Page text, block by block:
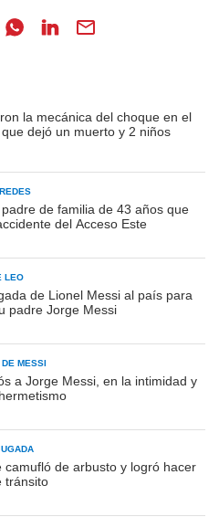
la mecánica del choque en el
dejó un muerto y 2 niños
de familia de 43 años que
del Acceso Este
LEO
de Lionel Messi al país para
padre Jorge Messi
MESSI
a Jorge Messi, en la intimidad y
camufló de arbusto y logró hacer
tránsito